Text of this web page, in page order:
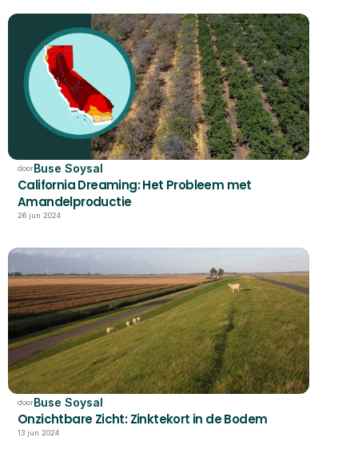
doorBuse Soysal
California Dreaming: Het Probleem met
Amandelproductie
26 jun 2024
doorBuse Soysal
Onzichtbare Zicht: Zinktekort in de Bodem
13 jun 2024